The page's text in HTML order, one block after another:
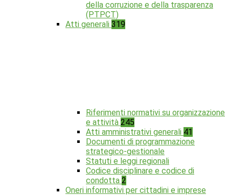
della corruzione e della trasparenza
(PTPCT)
Atti generali 319
Riferimenti normativi su organizzazione
e attività 245
Atti amministrativi generali 41
Documenti di programmazione
strategico-gestionale
Statuti e leggi regionali
Codice disciplinare e codice di
condotta 2
Oneri informativi per cittadini e imprese